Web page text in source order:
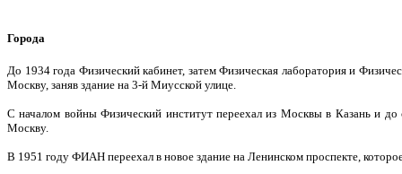
Города
До 1934 года Физический кабинет, затем Физическая лаборатория и
Москву, заняв здание на 3-й Миусской улице.
С началом войны Физический институт переехал из Москвы в Казань и
Москву.
В 1951 году ФИАН переехал в новое здание на Ленинском проспекте,